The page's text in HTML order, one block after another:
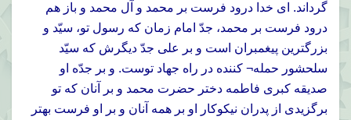
گرداند. اى خدا درود فرست بر محمد و آل محمد و باز هم
درود فرست بر محمد، جدّ امام زمان كه رسول تو، سيّد و
بزرگترين پيغمبران است و بر على جدّ ديگرش كه سيّد
سلحشور حمله¬ کننده در راه جهاد توست. و بر جدّه او
صديقه كبرى فاطمه دختر حضرت محمد و بر آنان كه تو
برگزيدى از پدران نيكوكار او بر همه آنان و بر او فرست بهتر